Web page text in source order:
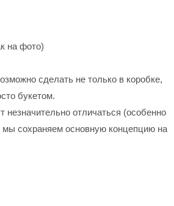
на фото)
сделать не только в коробке,
букетом.
незначительно отличаться (особенно
мы сохраняем основную концепцию на